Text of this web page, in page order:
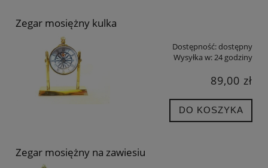
Zegar mosiężny kulka
Dostępność:dostępny
Wysyłka w:24 godziny
89,00 zł
DO KOSZYKA
Zegar mosiężny na zawiesiu